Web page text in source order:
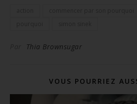
Thia Brownsugar
VOUS POURRIEZ